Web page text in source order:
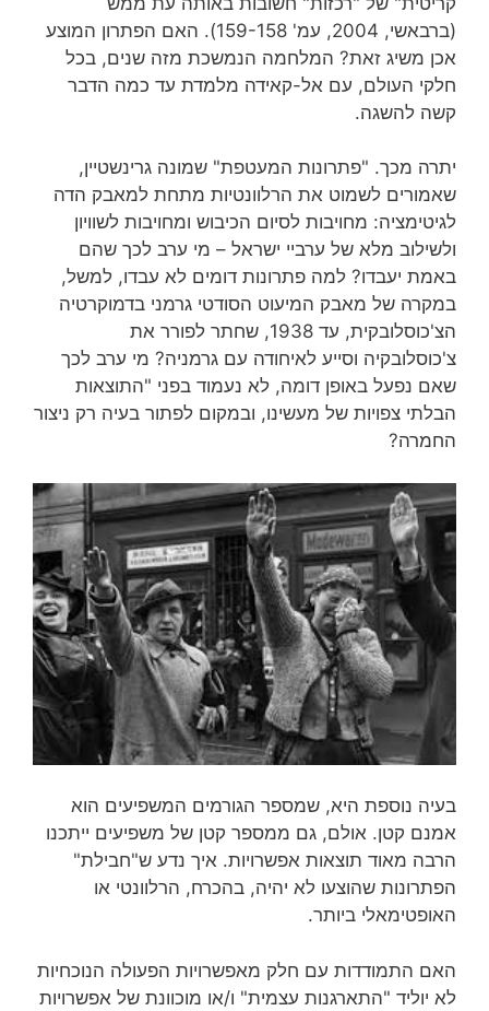
(ברבאשי, 2004, עמ' 159-158). האם הפתרון המוצע
אכן משיג זאת? המלחמה הנמשכת מזה שנים, בכל
חלקי העולם, עם אל-קאידה מלמדת עד כמה הדבר
קשה להשגה.
יתרה מכך. "פתרונות המעטפת" שמונה גרינשטיין,
שאמורים לשמוט את הרלוונטיות מתחת למאבק הדה
לגיטימציה: מחויבות לסיום הכיבוש ומחויבות לשוויון
ולשילוב מלא של ערביי ישראל – מי ערב לכך שהם
באמת יעבדו? למה פתרונות דומים לא עבדו, למשל,
במקרה של מאבק המיעוט הסודטי גרמני בדמוקרטיה
הצ'כוסלובקית, עד 1938, שחתר לפורר את
צ'כוסלובקיה וסייע לאיחודה עם גרמניה? מי ערב לכך
שאם נפעל באופן דומה, לא נעמוד בפני "התוצאות
הבלתי צפויות של מעשינו, ובמקום לפתור בעיה רק ניצור
החמרה?
בעיה נוספת היא, שמספר הגורמים המשפיעים הוא
אמנם קטן. אולם, גם ממספר קטן של משפיעים ייתכנו
הרבה מאוד תוצאות אפשרויות. איך נדע ש"חבילת"
הפתרונות שהוצעו לא יהיה, בהכרח, הרלוונטי או
האופטימאלי ביותר.
האם התמודדות עם חלק מאפשרויות הפעולה הנוכחיות
לא יוליד "התארגנות עצמית" ו/או מוכוונת של אפשרויות